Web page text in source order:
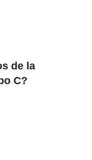
de la
C?